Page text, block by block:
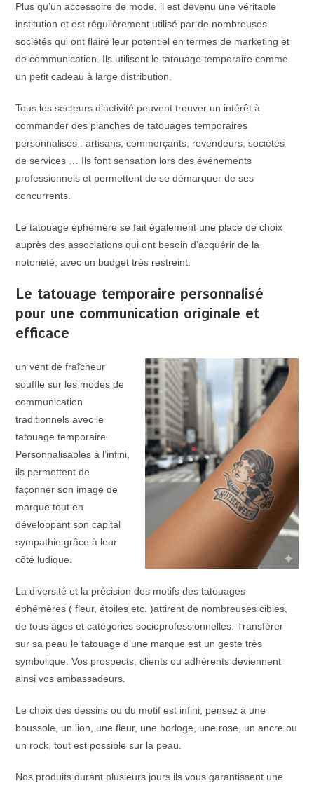
Plus qu’un accessoire de mode, il est devenu une véritable
institution et est régulièrement utilisé par de nombreuses
sociétés qui ont flairé leur potentiel en termes de marketing et
de communication. Ils utilisent le tatouage temporaire comme
un petit cadeau à large distribution.
Tous les secteurs d’activité peuvent trouver un intérêt à
commander des planches de tatouages temporaires
personnalisés : artisans, commerçants, revendeurs, sociétés
de services … Ils font sensation lors des événements
professionnels et permettent de se démarquer de ses
concurrents.
Le tatouage éphémère se fait également une place de choix
auprès des associations qui ont besoin d’acquérir de la
notoriété, avec un budget très restreint.
Le tatouage temporaire personnalisé
pour une communication originale et
efficace
un vent de fraîcheur
souffle sur les modes de
communication
traditionnels avec le
tatouage temporaire.
Personnalisables à l’infini,
ils permettent de
façonner son image de
marque tout en
développant son capital
sympathie grâce à leur
côté ludique.
La diversité et la précision des motifs des tatouages
éphémères ( fleur, étoiles etc. )attirent de nombreuses cibles,
de tous âges et catégories socioprofessionnelles. Transférer
sur sa peau le tatouage d’une marque est un geste très
symbolique. Vos prospects, clients ou adhérents deviennent
ainsi vos ambassadeurs.
Le choix des dessins ou du motif est infini, pensez à une
boussole, un lion, une fleur, une horloge, une rose, un ancre ou
un rock, tout est possible sur la peau.
Nos produits durant plusieurs jours ils vous garantissent une